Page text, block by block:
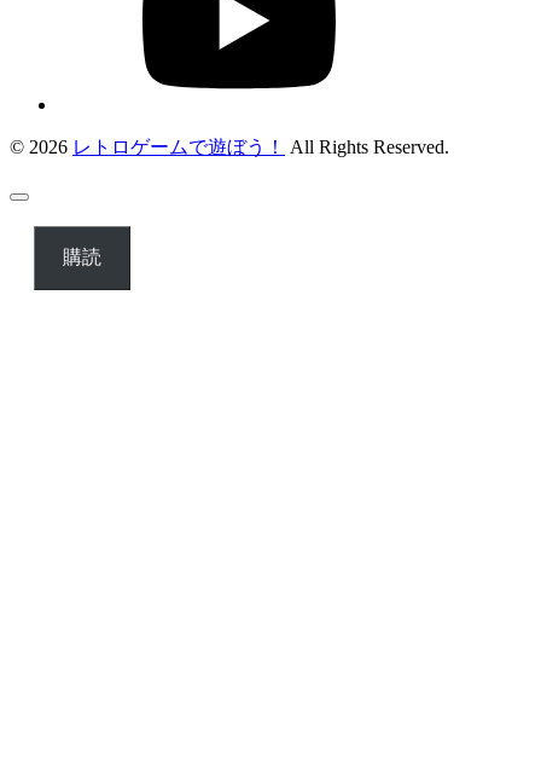
© 2026 レトロゲームで遊ぼう！ All Rights Reserved.
購読